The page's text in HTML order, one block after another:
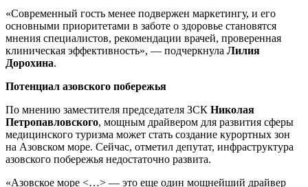
«Современный гость менее подвержен маркетингу, и его
основными приоритетами в заботе о здоровье становятся
мнения специалистов, рекомендации врачей, проверенная
клиническая эффективность», — подчеркнула Лилия
Дорохина.
Потенциал азовского побережья
По мнению заместителя председателя ЗСК Николая
Петропавловского, мощным драйвером для развития сферы
медицинского туризма может стать создание курортных зон
на Азовском море. Сейчас, отметил депутат, инфраструктура
азовского побережья недостаточно развита.
«Азовское море <…> — это еще один мощнейший драйвер